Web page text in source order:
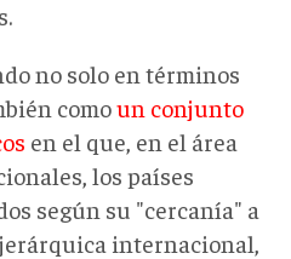
no solo en términos
comoun conjunto
en el que, en el área
los países
según su "cercanía" a
internacional,